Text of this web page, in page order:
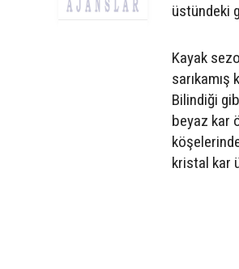
üstündeki
Kayak
Bilindiği
beyaz kar
kristal kar